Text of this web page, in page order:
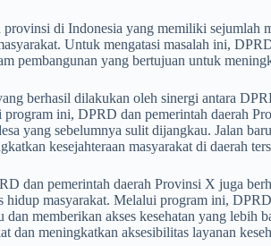
di Indonesia yang memiliki sejumlah
Untuk mengatasi masalah ini,
pembangunan yang bertujuan untuk
berhasil dilakukan oleh sinergi antara
ini, DPRD dan pemerintah daerah
yang sebelumnya sulit dijangkau. Jalan
kesejahteraan masyarakat di daerah
dan pemerintah daerah Provinsi X juga
hidup masyarakat. Melalui program ini,
dan memberikan akses kesehatan yang
dan meningkatkan aksesibilitas layanan